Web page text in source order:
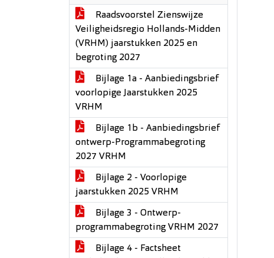
Raadsvoorstel Zienswijze ​
Veiligheidsregio Hollands-Midden
(VRHM) jaarstukken 2025 en
begroting 2027
Bijlage 1a - Aanbiedingsbrief
voorlopige Jaarstukken 2025
VRHM
Bijlage 1b - Aanbiedingsbrief
ontwerp-Programmabegroting
2027 VRHM
Bijlage 2 - Voorlopige
jaarstukken 2025 VRHM
Bijlage 3 - Ontwerp-
programmabegroting VRHM 2027
Bijlage 4 - Factsheet